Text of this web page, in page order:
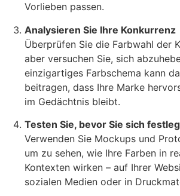
Vorlieben passen.
Analysieren Sie Ihre Konkurrenz
Überprüfen Sie die Farbwahl der
aber versuchen Sie, sich
einzigartiges Farbschema kann
beitragen, dass Ihre Marke
im Gedächtnis bleibt.
Testen Sie, bevor Sie sich
Verwenden Sie Mockups und
um zu sehen, wie Ihre Farben in
Kontexten wirken – auf Ihrer
sozialen Medien oder in